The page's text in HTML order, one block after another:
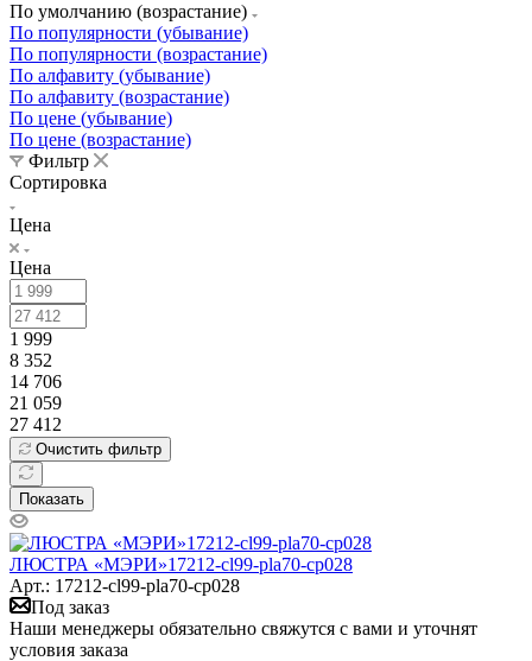
По умолчанию (возрастание)
По популярности (убывание)
По популярности (возрастание)
По алфавиту (убывание)
По алфавиту (возрастание)
По цене (убывание)
По цене (возрастание)
Фильтр
Сортировка
Цена
Цена
1 999
8 352
14 706
21 059
27 412
Очистить фильтр
Показать
ЛЮСТРА «МЭРИ»17212-cl99-pla70-cp028
Арт.: 17212-cl99-pla70-cp028
Под заказ
Наши менеджеры обязательно свяжутся с вами и уточнят
условия заказа